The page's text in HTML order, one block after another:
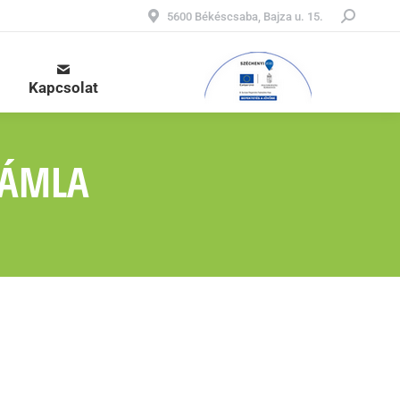
5600 Békéscsaba, Bajza u. 15. Keresés:
Kapcsolat